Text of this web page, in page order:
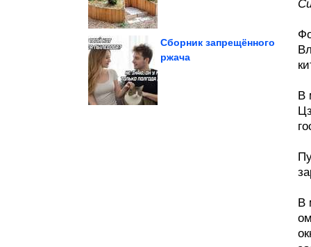
11 недорогих товаров
Сборник запрещённого
ржача
В
В